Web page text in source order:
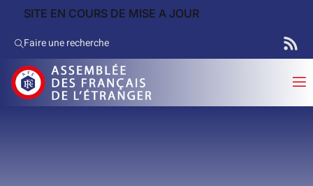
SITE EN COURS DE MISE A JOUR
Faire une recherche